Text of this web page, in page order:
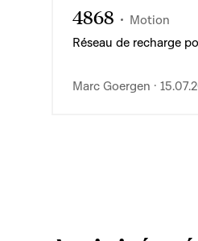
4868 Motion
Réseau de recharge
Marc Goergen ·